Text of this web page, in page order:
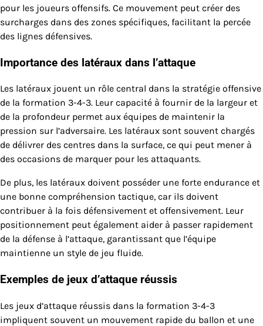
pour les joueurs offensifs. Ce mouvement peut créer des
surcharges dans des zones spécifiques, facilitant la percée
des lignes défensives.
Importance des latéraux dans l’attaque
Les latéraux jouent un rôle central dans la stratégie offensive
de la formation 3-4-3. Leur capacité à fournir de la largeur et
de la profondeur permet aux équipes de maintenir la
pression sur l’adversaire. Les latéraux sont souvent chargés
de délivrer des centres dans la surface, ce qui peut mener à
des occasions de marquer pour les attaquants.
De plus, les latéraux doivent posséder une forte endurance et
une bonne compréhension tactique, car ils doivent
contribuer à la fois défensivement et offensivement. Leur
positionnement peut également aider à passer rapidement
de la défense à l’attaque, garantissant que l’équipe
maintienne un style de jeu fluide.
Exemples de jeux d’attaque réussis
Les jeux d’attaque réussis dans la formation 3-4-3
impliquent souvent un mouvement rapide du ballon et une